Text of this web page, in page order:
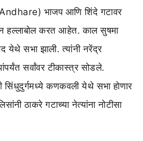
भाजप आणि शिंदे गटावर
हल्लाबोल करत आहेत. काल सुषमा
येथे सभा झाली. त्यांनी नरेंद्र
सर्वांवर टीकास्त्र सोडले.
सिंधुदुर्गमध्ये कणकवली येथे सभा होणार
ठाकरे गटाच्या नेत्यांना नोटीसा